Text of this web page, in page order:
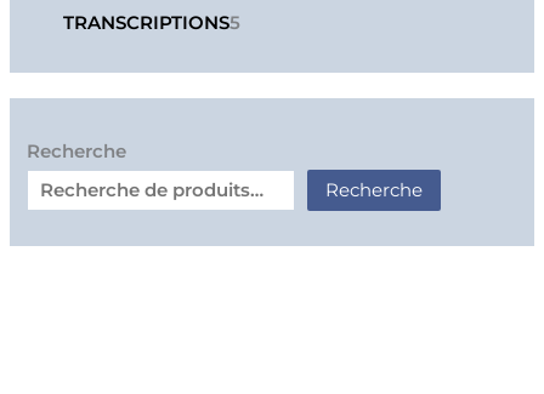
TRANSCRIPTIONS5
Recherche
Recherche